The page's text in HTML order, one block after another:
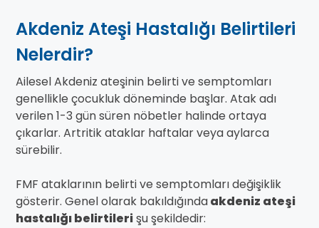
Akdeniz Ateşi Hastalığı Belirtileri
Nelerdir?
Ailesel Akdeniz ateşinin belirti ve semptomları
genellikle çocukluk döneminde başlar. Atak adı
verilen 1-3 gün süren nöbetler halinde ortaya
çıkarlar. Artritik ataklar haftalar veya aylarca
sürebilir.
FMF ataklarının belirti ve semptomları değişiklik
gösterir. Genel olarak bakıldığındaakdeniz ateşi
hastalığı belirtilerişu şekildedir: